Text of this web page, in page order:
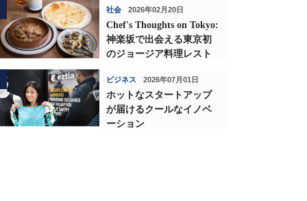
社会 2026年02月20日
Chef's Thoughts on Tokyo:
神楽坂で出会える東京初
のジョージア料理レスト
ビジネス 2026年07月01日
ホットなスタートアップ
が届けるクールなイノベ
ーション